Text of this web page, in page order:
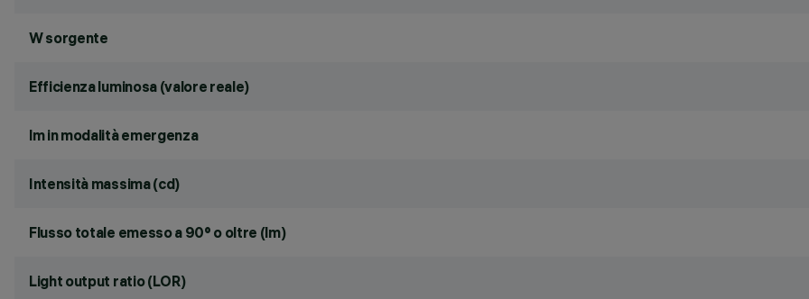
W sorgente
Efficienza luminosa (valore reale)
lm in modalità emergenza
Intensità massima (cd)
Flusso totale emesso a 90° o oltre (lm)
Light output ratio (LOR)